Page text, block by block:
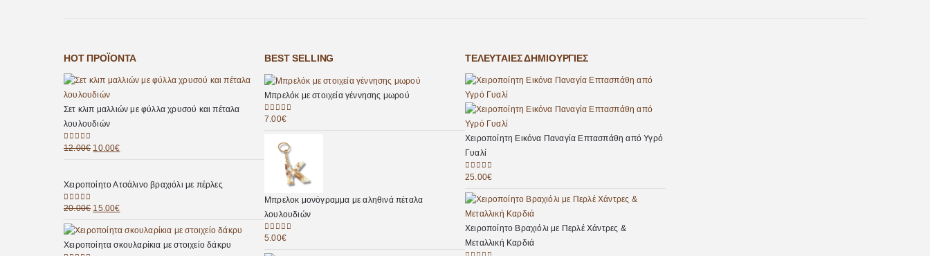
HOT ΠΡΟΪΌΝΤΑ
Σετ κλιπ μαλλιών με φύλλα χρυσού και πέταλα
λουλουδιών
0out of 5
12.00€ 10.00€
Χειροποίητο Ατσάλινο βραχιόλι με πέρλες
0out of 5
20.00€ 15.00€
Χειροποίητα σκουλαρίκια με στοιχείο δάκρυ
BEST SELLING
Μπρελόκ με στοιχεία γέννησης μωρού
0 out of 5
7.00€
Μπρελοκ μονόγραμμα με αληθινά πέταλα
λουλουδιών
0 out of 5
5.00€
ΤΕΛΕΥΤΑΊΕΣ ΔΗΜΙΟΥΡΓΊΕΣ
Χειροποίητη Εικόνα Παναγία Επτασπάθη από Υγρό
Γυαλί
0out of 5
25.00€
Χειροποίητο Βραχιόλι με Περλέ Χάντρες &
Μεταλλική Καρδιά